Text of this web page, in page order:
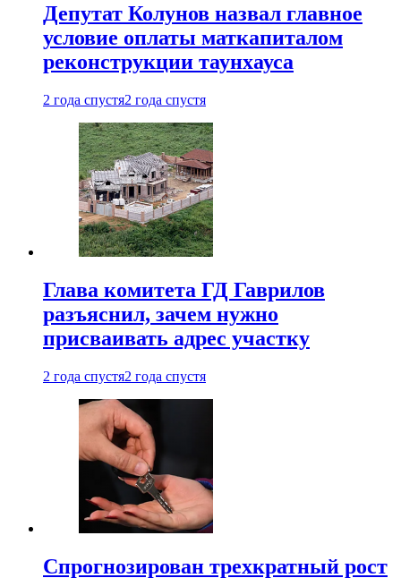
Депутат Колунов назвал главное
условие оплаты маткапиталом
реконструкции таунхауса
2 года спустя2 года спустя
Глава комитета ГД Гаврилов
разъяснил, зачем нужно
присваивать адрес участку
2 года спустя2 года спустя
Спрогнозирован трехкратный рост